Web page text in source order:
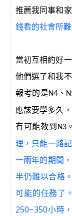
推薦我同事和
錢看的社會所難
當初互相約好
他們選了和我
報考的是N4 、
應該要學多久
有可能教到 N3。
理，只能一路
一兩年的期間
半仍難以合格
可能的任務了
250~350小時